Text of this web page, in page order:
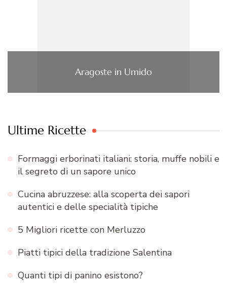
Aragoste in Umido
Ultime Ricette
Formaggi erborinati italiani: storia, muffe nobili e
il segreto di un sapore unico
Cucina abruzzese: alla scoperta dei sapori
autentici e delle specialità tipiche
5 Migliori ricette con Merluzzo
Piatti tipici della tradizione Salentina
Quanti tipi di panino esistono?